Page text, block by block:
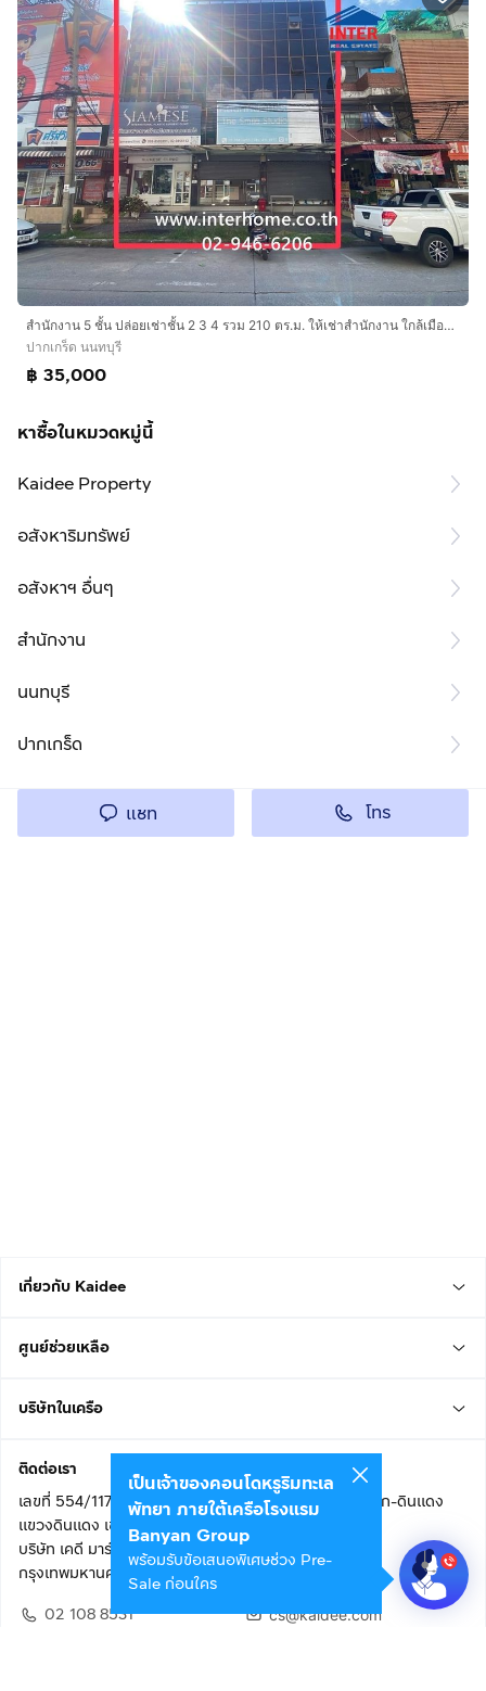
สำนักงาน 5 ชั้น ปล่อยเช่าชั้น 2 3 4 รวม 210 ตร.ม. ให้เช่าสำนักงาน ใกล้เมืองทองธานี ถนนบอนด์สตรีท ถนนเมืองทองธานี ถนนแจ้งวัฒนะ ปากเกร็ด
ปากเกร็ด นนทบุรี
฿ 35,000
หาซื้อในหมวดหมู่นี้
Kaidee Property
อสังหาริมทรัพย์
อสังหาฯ อื่นๆ
สำนักงาน
นนทบุรี
ปากเกร็ด
แชท โทร
เกี่ยวกับ Kaidee
ศูนย์ช่วยเหลือ
บริษัทในเครือ
ติดต่อเรา
เลขที่ 554/117 อาคารสกายไนน์ เซ็นเตอร์ ชั้น 22 ถนนอโศก-ดินแดง
แขวงดินแดง เขตดินแดง
บริษัท เคดี มาร์เก็ตเพลส จำกัด (สำนักงานใหญ่)
กรุงเทพมหานคร 10400
02 108 8531
cs@kaidee.com
เป็นเจ้าของคอนโดหรูริมทะเล
พัทยา ภายใต้เครือโรงแรม
Banyan Group
พร้อมรับข้อเสนอพิเศษช่วง Pre-
Sale ก่อนใคร